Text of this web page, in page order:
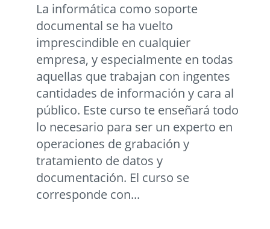
La informática como soporte
documental se ha vuelto
imprescindible en cualquier
empresa, y especialmente en todas
aquellas que trabajan con ingentes
cantidades de información y cara al
público. Este curso te enseñará todo
lo necesario para ser un experto en
operaciones de grabación y
tratamiento de datos y
documentación. El curso se
corresponde con...